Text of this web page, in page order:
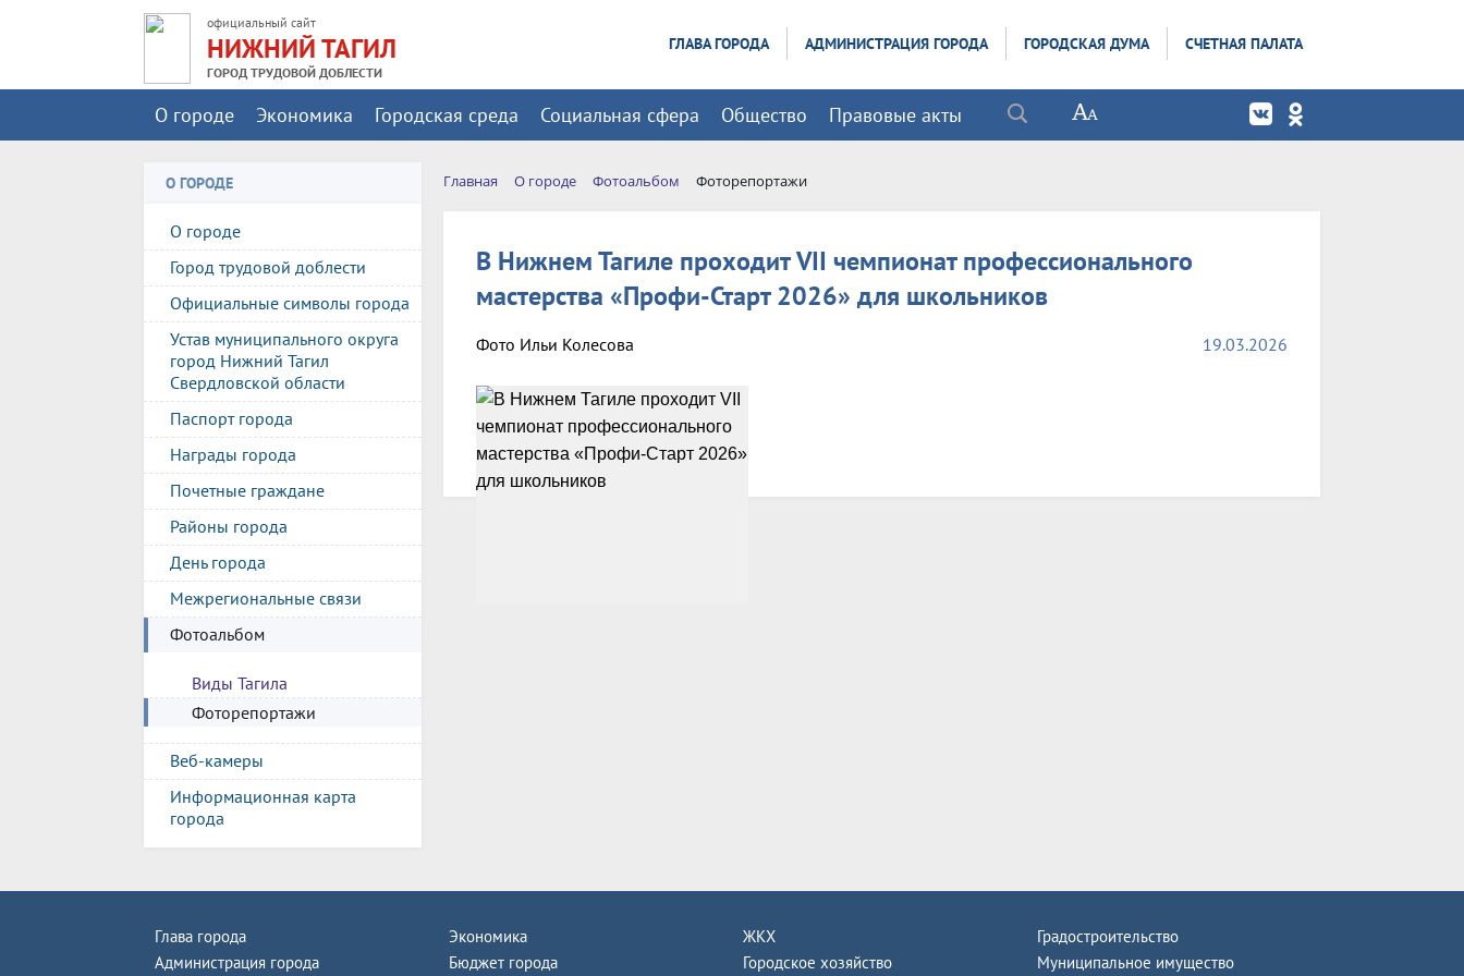
официальный сайт
НИЖНИЙ ТАГИЛ
ГОРОД ТРУДОВОЙ ДОБЛЕСТИ
ГЛАВА ГОРОДА АДМИНИСТРАЦИЯ ГОРОДА ГОРОДСКАЯ ДУМА СЧЕТНАЯ ПАЛАТА
О городе Экономика Городская среда Социальная сфера Общество Правовые акты
О ГОРОДЕ
О городе
Город трудовой доблести
Официальные символы города
Устав муниципального округа
город Нижний Тагил
Свердловской области
Паспорт города
Награды города
Почетные граждане
Районы города
День города
Межрегиональные связи
Фотоальбом
Виды Тагила
Фоторепортажи
Веб-камеры
Информационная карта
города
Главная О городе Фотоальбом Фоторепортажи
В Нижнем Тагиле проходит VII чемпионат профессионального
мастерства «Профи-Старт 2026» для школьников
Фото Ильи Колесова 19.03.2026
Глава города
Администрация города
Экономика
Бюджет города
ЖКХ
Городское хозяйство
Градостроительство
Муниципальное имущество